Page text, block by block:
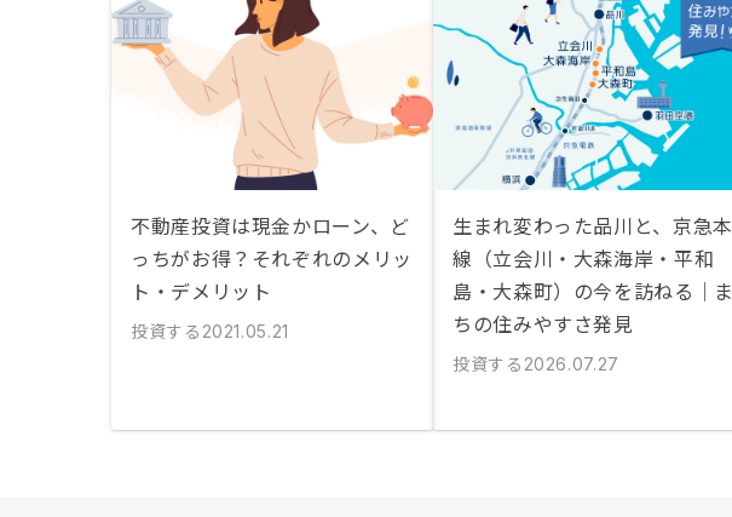
不動産投資は現金かローン、ど
っちがお得？それぞれのメリッ
ト・デメリット
投資する 2021.05.21
生まれ変わった品川と、京急本
線（立会川・大森海岸・平和
島・大森町）の今を訪ねる｜ま
ちの住みやすさ発見
投資する 2026.07.27